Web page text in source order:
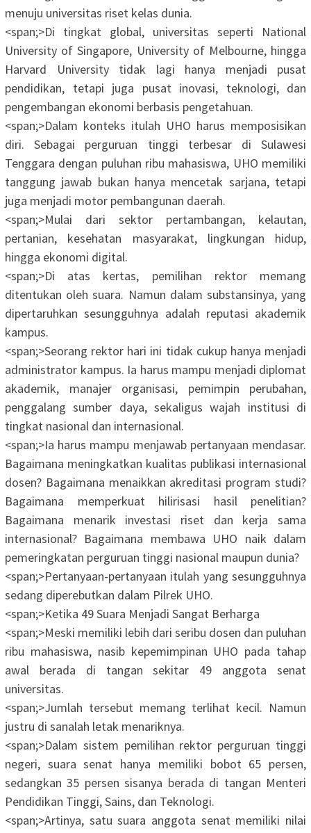
menuju universitas riset kelas dunia.
<span;>‎Di tingkat global, universitas seperti National
University of Singapore, University of Melbourne, hingga
Harvard University tidak lagi hanya menjadi pusat
pendidikan, tetapi juga pusat inovasi, teknologi, dan
pengembangan ekonomi berbasis pengetahuan.
<span;>‎Dalam konteks itulah UHO harus memposisikan
diri. Sebagai perguruan tinggi terbesar di Sulawesi
Tenggara dengan puluhan ribu mahasiswa, UHO memiliki
tanggung jawab bukan hanya mencetak sarjana, tetapi
juga menjadi motor pembangunan daerah.
<span;>‎Mulai dari sektor pertambangan, kelautan,
pertanian, kesehatan masyarakat, lingkungan hidup,
hingga ekonomi digital.
<span;>‎Di atas kertas, pemilihan rektor memang
ditentukan oleh suara. Namun dalam substansinya, yang
dipertaruhkan sesungguhnya adalah reputasi akademik
kampus.
<span;>‎Seorang rektor hari ini tidak cukup hanya menjadi
administrator kampus. Ia harus mampu menjadi diplomat
akademik, manajer organisasi, pemimpin perubahan,
penggalang sumber daya, sekaligus wajah institusi di
tingkat nasional dan internasional.
<span;>‎Ia harus mampu menjawab pertanyaan mendasar.
Bagaimana meningkatkan kualitas publikasi internasional
dosen? Bagaimana menaikkan akreditasi program studi?
Bagaimana memperkuat hilirisasi hasil penelitian?
Bagaimana menarik investasi riset dan kerja sama
internasional? Bagaimana membawa UHO naik dalam
pemeringkatan perguruan tinggi nasional maupun dunia?
<span;>‎Pertanyaan-pertanyaan itulah yang sesungguhnya
sedang diperebutkan dalam Pilrek UHO.
<span;>‎Ketika 49 Suara Menjadi Sangat Berharga
<span;>‎Meski memiliki lebih dari seribu dosen dan puluhan
ribu mahasiswa, nasib kepemimpinan UHO pada tahap
awal berada di tangan sekitar 49 anggota senat
universitas.
<span;>‎Jumlah tersebut memang terlihat kecil. Namun
justru di sanalah letak menariknya.
<span;>‎Dalam sistem pemilihan rektor perguruan tinggi
negeri, suara senat hanya memiliki bobot 65 persen,
sedangkan 35 persen sisanya berada di tangan Menteri
Pendidikan Tinggi, Sains, dan Teknologi.
<span;>‎Artinya, satu suara anggota senat memiliki nilai